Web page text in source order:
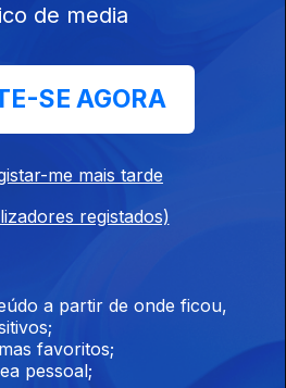
de media
SE AGORA
me mais tarde
registados)
a partir de onde ficou,
favoritos;
pessoal;